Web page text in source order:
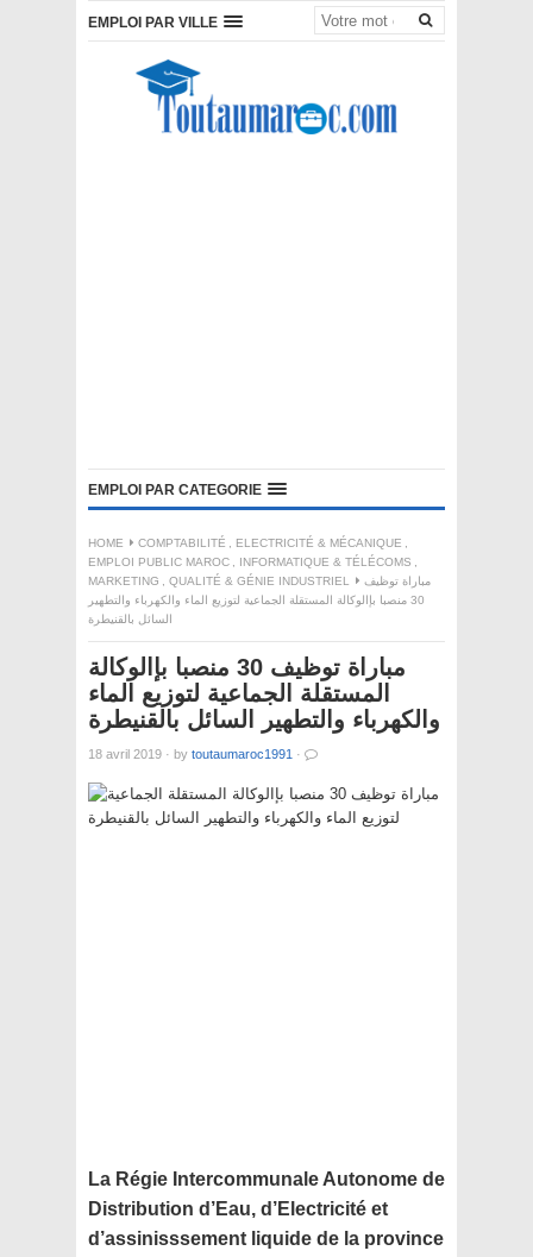
EMPLOI PAR VILLE
EMPLOI PAR CATEGORIE
HOME COMPTABILITÉ , ELECTRICITÉ & MÉCANIQUE ,
EMPLOI PUBLIC MAROC , INFORMATIQUE & TÉLÉCOMS ,
MARKETING , QUALITÉ & GÉNIE INDUSTRIEL
مباراة توظيف
30 منصبا بإالوكالة المستقلة الجماعية لتوزيع الماء والكهرباء والتطهير
السائل بالقنيطرة
مباراة توظيف 30 منصبا بإالوكالة
المستقلة الجماعية لتوزيع الماء
والكهرباء والتطهير السائل بالقنيطرة
18 avril 2019 · by toutaumaroc1991 ·
La Régie Intercommunale Autonome de
Distribution d’Eau, d’Electricité et
d’assinisssement liquide de la province